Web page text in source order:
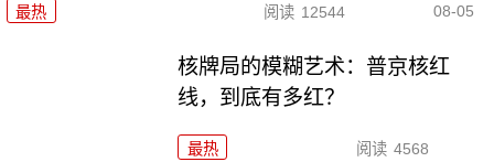
最热 阅读 12544 08-05
核牌局的模糊艺术：普京核红
线，到底有多红？
最热 阅读 4568